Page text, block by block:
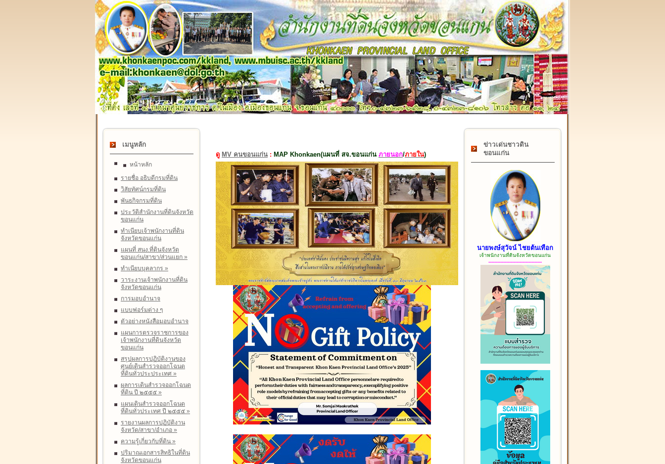
เมนูหลัก
หน้าหลัก
รายชื่อ อธิบดีกรมที่ดิน
วิสัยทัศน์กรมที่ดิน
พันธกิจกรมที่ดิน
ประวัติสำนักงานที่ดินจังหวัด
ขอนแก่น
ทำเนียบเจ้าพนักงานที่ดิน
จังหวัดขอนแก่น
แผนที่ สนง.ที่ดินจังหวัด
ขอนแก่น/สาขา/ส่วนแยก »
ทำเนียบบุคลากร »
วาระงานเจ้าพนักงานที่ดิน
จังหวัดขอนแก่น
การมอบอำนาจ
แบบฟอร์มต่าง ๆ
ตัวอย่างหนังสือมอบอำนาจ
แผนการตรวจราชการของ
เจ้าพนักงานที่ดินจังหวัด
ขอนแก่น
สรุปผลการปฏิบัติงานของ
ศูนย์เดินสำรวจออกโฉนด
ที่ดินทั่วประประเทศ »
ผลการเดินสำรวจออกโฉนด
ที่ดิน ปี ๒๕๕๕ »
แผนเดินสำรวจออกโฉนด
ที่ดินทั่วประเทศ ปี ๒๕๕๕ »
รายงานผลการปฏิบัติงาน
จังหวัด/สาขา/อำเภอ »
ความรู้เกี่ยวกับที่ดิน »
ปริมาณเอกสารสิทธิในที่ดิน
จังหวัดขอนแก่น
๑๗ กุมภาพันธ์ "วันคล้ายวันสถาปนากรมที่ดิน" ครบรอบ ๑๒๒
ดู MV คนขอนแก่น : MAP Khonkaen(แผนที่ สจ.ขอนแก่น ภายนอก/ภายใน)
ข่าวเด่นชาวดิน
ขอนแก่น
นายพงษ์สุวัจน์ ไชยต้นเทือก
เจ้าพนักงานที่ดินจังหวัดขอนแก่น
------------------------------------